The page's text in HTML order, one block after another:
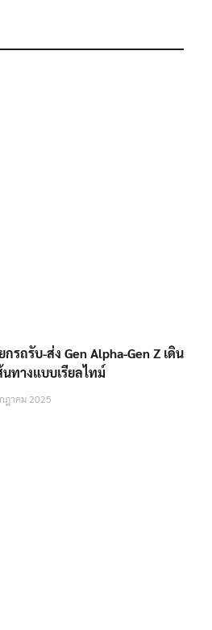
รถรับ-ส่ง Gen Alpha-Gen Z เดิน
ทางแบบเรียลไทม์
ฎาคม 2025